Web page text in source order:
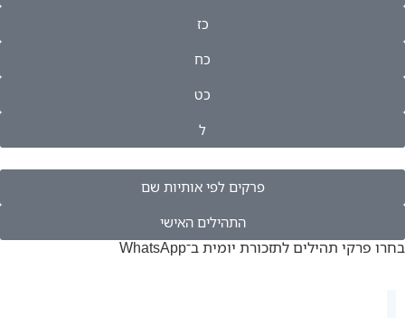
כז
כח
כט
ל
פרקים לפי אותיות שם
התהילים האישי
בחרו פרקי תהילים לתזכורת יומית ב־WhatsApp